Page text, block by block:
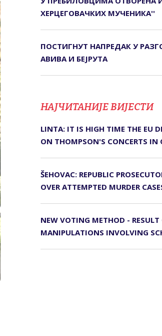
ХЕРЦЕГОВАЧКИХ МУЧЕНИКА''
ПОСТИГНУТ НАПРЕДАК У
АВИВА И БЕЈРУТА
НАЈЧИТАНИЈЕ ВИЈЕСТИ
LINTA: IT IS HIGH TIME THE EU
ON THOMPSON'S CONCERTS IN
ŠEHOVAC: REPUBLIC
OVER ATTEMPTED MURDER
NEW VOTING METHOD - RESULT
MANIPULATIONS INVOLVING